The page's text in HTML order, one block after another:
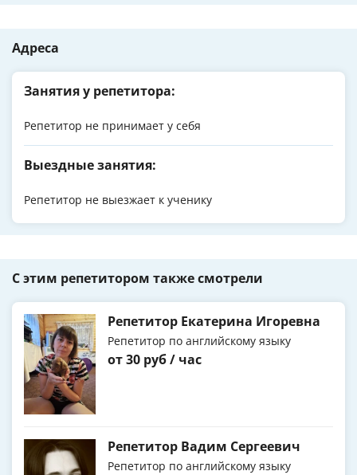
Адреса
Занятия у репетитора:
Репетитор не принимает у себя
Выездные занятия:
Репетитор не выезжает к ученику
С этим репетитором также смотрели
Репетитор Екатерина Игоревна
Репетитор по английскому языку
от 30 руб / час
Репетитор Вадим Сергеевич
Репетитор по английскому языку